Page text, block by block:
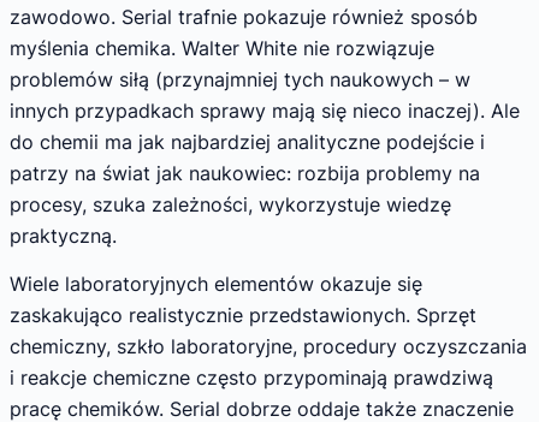
zawodowo. Serial trafnie pokazuje również sposób
myślenia chemika. Walter White nie rozwiązuje
problemów siłą (przynajmniej tych naukowych – w
innych przypadkach sprawy mają się nieco inaczej). Ale
do chemii ma jak najbardziej analityczne podejście i
patrzy na świat jak naukowiec: rozbija problemy na
procesy, szuka zależności, wykorzystuje wiedzę
praktyczną.
Wiele laboratoryjnych elementów okazuje się
zaskakująco realistycznie przedstawionych. Sprzęt
chemiczny, szkło laboratoryjne, procedury oczyszczania
i reakcje chemiczne często przypominają prawdziwą
pracę chemików. Serial dobrze oddaje także znaczenie